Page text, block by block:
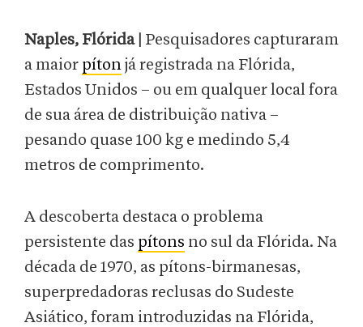
Naples, Flórida |
Pesquisadores capturaram
a maior pítonjá registrada na Flórida,
Estados Unidos – ou em qualquer local fora
de sua área de distribuição nativa –
pesando quase 100 kg e medindo 5,4
metros de comprimento.
A descoberta destaca o problema
persistente das pítons no sul da Flórida. Na
década de 1970, as pítons-birmanesas,
superpredadoras reclusas do Sudeste
Asiático, foram introduzidas na Flórida,